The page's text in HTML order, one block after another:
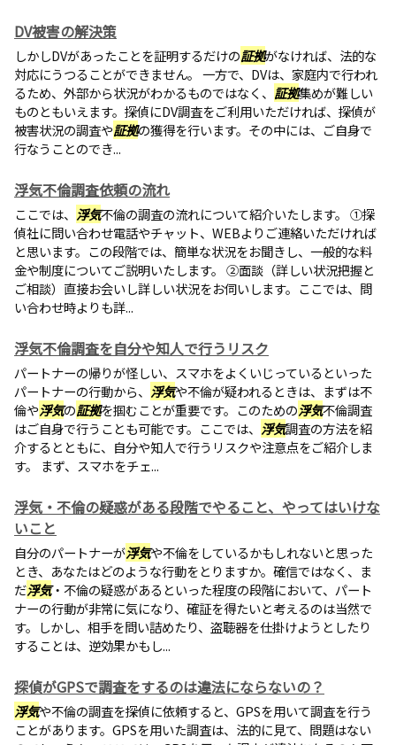
DV被害の解決策
しかしDVがあったことを証明するだけの証拠がなければ、法的な
対応にうつることができません。 一方で、DVは、家庭内で行われ
るため、外部から状況がわかるものではなく、 証拠集めが難しい
ものともいえます。探偵にDV調査をご利用いただければ、探偵が
被害状況の調査や証拠の獲得を行います。その中には、ご自身で
行なうことのでき...
浮気不倫調査依頼の流れ
ここでは、 浮気不倫の調査の流れについて紹介いたします。 ①探
偵社に問い合わせ電話やチャット、WEBよりご連絡いただければ
と思います。この段階では、簡単な状況をお聞きし、一般的な料
金や制度についてご説明いたします。 ②面談（詳しい状況把握と
ご相談）直接お会いし詳しい状況をお伺いします。ここでは、問
い合わせ時よりも詳...
浮気不倫調査を自分や知人で行うリスク
パートナーの帰りが怪しい、スマホをよくいじっているといった
パートナーの行動から、 浮気や不倫が疑われるときは、まずは不
倫や浮気の証拠を掴むことが重要です。このための浮気不倫調査
はご自身で行うことも可能です。ここでは、 浮気調査の方法を紹
介するとともに、自分や知人で行うリスクや注意点をご紹介しま
す。 まず、スマホをチェ...
浮気・不倫の疑惑がある段階でやること、やってはいけな
いこと
自分のパートナーが浮気や不倫をしているかもしれないと思った
とき、あなたはどのような行動をとりますか。確信ではなく、ま
だ浮気・不倫の疑惑があるといった程度の段階において、パート
ナーの行動が非常に気になり、確証を得たいと考えるのは当然で
す。しかし、相手を問い詰めたり、盗聴器を仕掛けようとしたり
することは、逆効果かもし...
探偵がGPSで調査をするのは違法にならないの？
浮気や不倫の調査を探偵に依頼すると、GPSを用いて調査を行う
ことがあります。GPSを用いた調査は、法的に見て、問題はない